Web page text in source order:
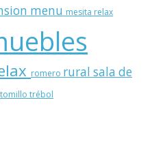
menu mesita relax
romero rural sala de
tomillo trébol